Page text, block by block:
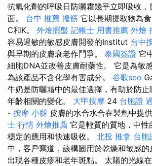
抗氧化劑的呼吸日防曬霜幾乎立即吸收
面。 台中 推薦 撥筋 它以長期提取物為
C和K。 外燴擺盤 記帳士 用書推薦 外燴
容易過敏的敏感皮膚開發的Institut 台中
與早期的皮膚衰老作鬥爭。 泰國簽證 它
細胞DNA並改善皮膚耐藥性。 它是為敏
為該產品不含化學有害成分。 谷歌seo
牛奶是防曬霜中的最佳選擇，有助於防
年齡相關的變化。 大甲按摩 24 台胞證
- 按摩 小腿 皮膚的水合水合在製劑中提
士 行情 外燴推薦 它是輕質的質地，中性
穩定的應用和快速吸收。 北投 推拿 台胞
中，客戶寫道，該構圖用於乾燥和敏感
出現各種皮疹和老年斑點。 太陽的光線